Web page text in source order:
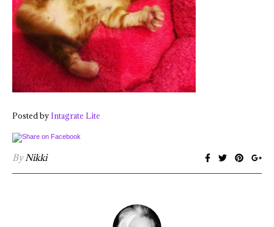
Posted by Intagrate Lite
ByNikki